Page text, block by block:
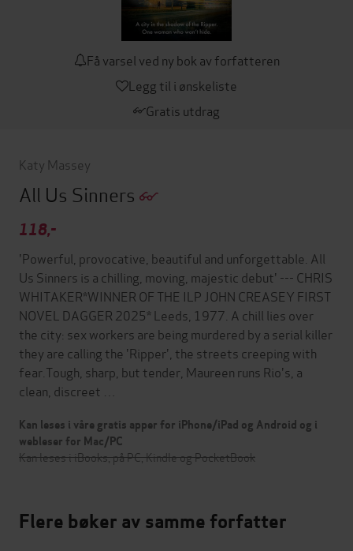
Få varsel ved ny bok av forfatteren
Legg til i ønskeliste
Gratis utdrag
Katy Massey
All Us Sinners
118,-
'Powerful, provocative, beautiful and unforgettable. All
Us Sinners is a chilling, moving, majestic debut' --- CHRIS
WHITAKER*WINNER OF THE ILP JOHN CREASEY FIRST
NOVEL DAGGER 2025* Leeds, 1977. A chill lies over
the city: sex workers are being murdered by a serial killer
they are calling the 'Ripper', the streets creeping with
fear.Tough, sharp, but tender, Maureen runs Rio's, a
clean, discreet …
Kan leses i våre gratis apper for iPhone/iPad og Android og i
webleser for Mac/PC
Kan leses i iBooks, på PC, Kindle og PocketBook
Flere bøker av samme forfatter